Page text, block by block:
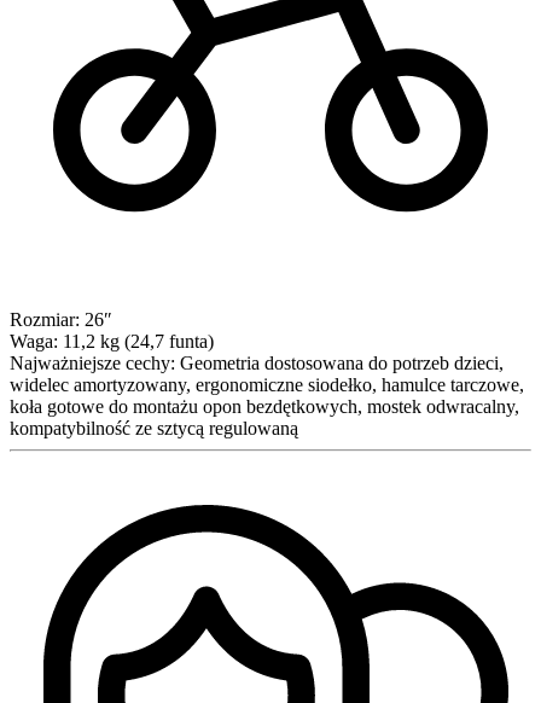
Rozmiar: 26″
Waga: 11,2 kg (24,7 funta)
Najważniejsze cechy: Geometria dostosowana do potrzeb dzieci,
widelec amortyzowany, ergonomiczne siodełko, hamulce tarczowe,
koła gotowe do montażu opon bezdętkowych, mostek odwracalny,
kompatybilność ze sztycą regulowaną